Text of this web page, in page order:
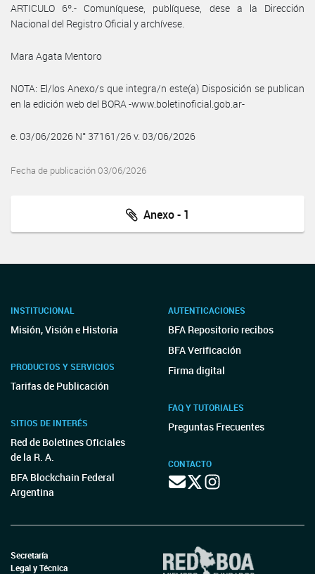
ARTICULO 6º.- Comuníquese, publíquese, dese a la Dirección
Nacional del Registro Oficial y archívese.
Mara Agata Mentoro
NOTA: El/los Anexo/s que integra/n este(a) Disposición se publican
en la edición web del BORA -www.boletinoficial.gob.ar-
e. 03/06/2026 N° 37161/26 v. 03/06/2026
Fecha de publicación 03/06/2026
Anexo - 1
INSTITUCIONAL
Misión, Visión e Historia
PRODUCTOS Y SERVICIOS
Tarifas de Publicación
SITIOS DE INTERÉS
Red de Boletines Oficiales
de la R. A.
BFA Blockchain Federal
Argentina
AUTENTICACIONES
BFA Repositorio recibos
BFA Verificación
Firma digital
FAQ Y TUTORIALES
Preguntas Frecuentes
CONTACTO
Secretaría
Legal y Técnica